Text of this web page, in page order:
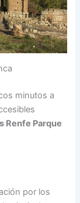
minutos a
Renfe Parque
por los